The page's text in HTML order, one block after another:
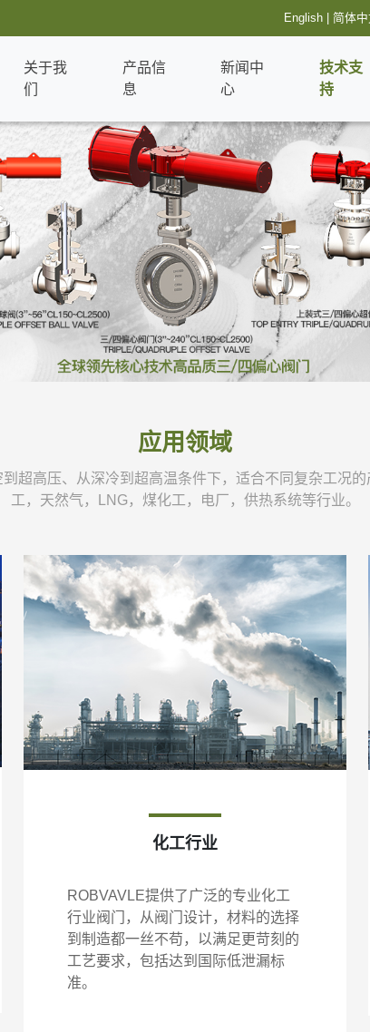
English 简体
关于我
们
产品信
息
新闻中
心
技术支
持
应用领域
超高压、从深冷到超高温条件下，适合不同复杂工况
工，天然气，LNG，煤化工，电厂，供热系统等行业。
化工行业
ROBVAVLE提供了广泛的专业化工
行业阀门，从阀门设计，材料的选择
到制造都一丝不苟，以满足更苛刻的
工艺要求，包括达到国际低泄漏标
准。